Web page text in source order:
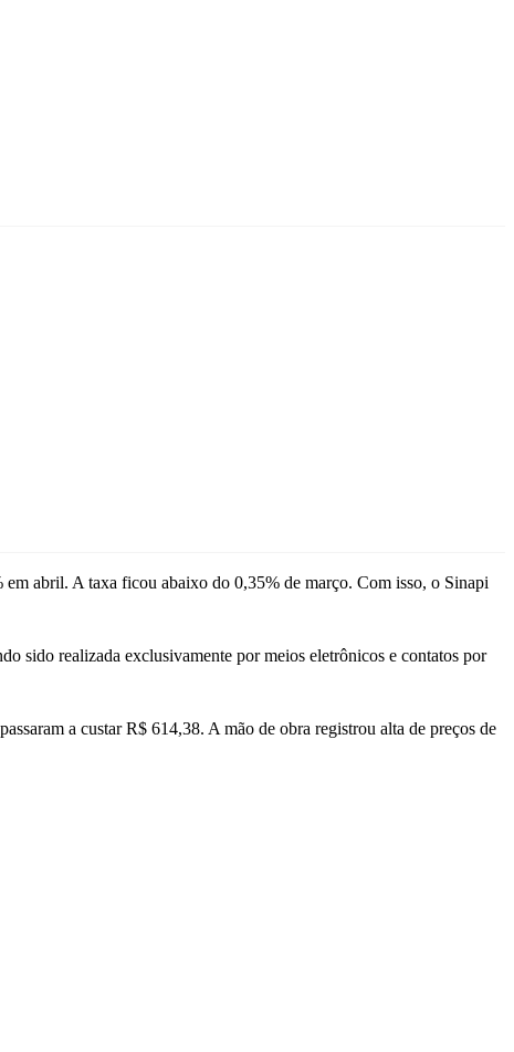
abril. A taxa ficou abaixo do 0,35% de março. Com isso, o Sinapi
sido realizada exclusivamente por meios eletrônicos e contatos por
a custar R$ 614,38. A mão de obra registrou alta de preços de